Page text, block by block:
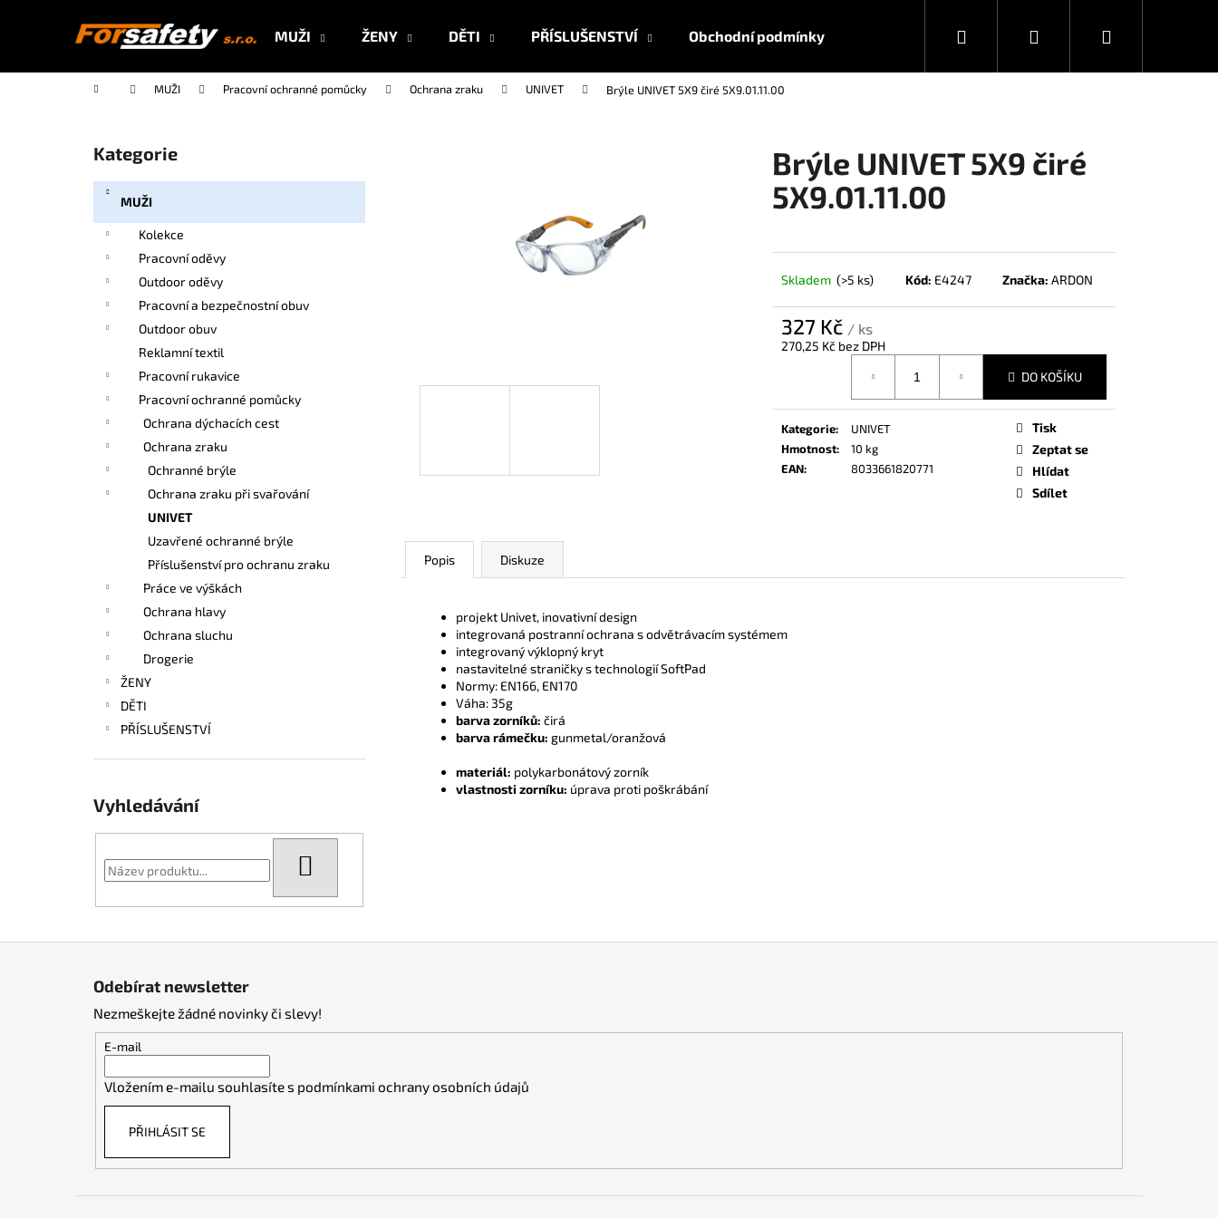
MUŽI ŽENY DĚTI PŘÍSLUŠENSTVÍ Obchodní podmínky Hledat PřihlášeníNákupní
Domů MUŽI Pracovní ochranné pomůcky Ochrana zraku UNIVET Brýle UNIVET 5X9 čiré 5X9.01.11.00
Přeskočit
kategorie
Kategorie
MUŽI
Kolekce
Pracovní oděvy
Outdoor oděvy
Pracovní a bezpečnostní obuv
Outdoor obuv
Reklamní textil
Pracovní rukavice
Pracovní ochranné pomůcky
Ochrana dýchacích cest
Ochrana zraku
Ochranné brýle
Ochrana zraku při svařování
UNIVET
Uzavřené ochranné brýle
Příslušenství pro ochranu zraku
Práce ve výškách
Ochrana hlavy
Ochrana sluchu
Drogerie
ŽENY
DĚTI
PŘÍSLUŠENSTVÍ
Vyhledávání
Brýle UNIVET 5X9 čiré
5X9.01.11.00
Skladem (>5 ks) Kód: E4247 Značka:ARDON
327 Kč / ks
270,25 Kč bez DPH
DO KOŠÍKU
Kategorie:
UNIVET
Hmotnost:
10 kg
EAN: 8033661820771
Tisk
Zeptat se
Hlídat
Sdílet
Popis Diskuze
projekt Univet, inovativní design
integrovaná postranní ochrana s odvětrávacím systémem
integrovaný výklopný kryt
nastavitelné straničky s technologií SoftPad
Normy: EN166, EN170
Váha: 35g
barva zorníků: čirá
barva rámečku: gunmetal/oranžová
materiál: polykarbonátový zorník
vlastnosti zorníku: úprava proti poškrábání
í
Zpět
do
Zpět
do
Co potřebujete najít?
Doporučujeme
Odebírat newsletter
Nezmeškejte žádné novinky či slevy!
E-mail
Vložením e-mailu souhlasíte s podmínkami ochrany osobních údajů
PŘIHLÁSIT SE